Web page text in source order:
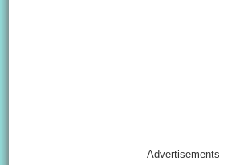
Advertisements